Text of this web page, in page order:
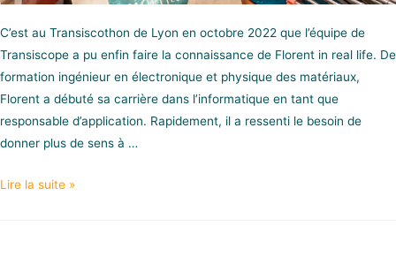
C’est au Transiscothon de Lyon en octobre 2022 que l’équipe de
Transiscope a pu enfin faire la connaissance de Florent in real life. De
formation ingénieur en électronique et physique des matériaux,
Florent a débuté sa carrière dans l’informatique en tant que
responsable d’application. Rapidement, il a ressenti le besoin de
donner plus de sens à …
Lire la suite »